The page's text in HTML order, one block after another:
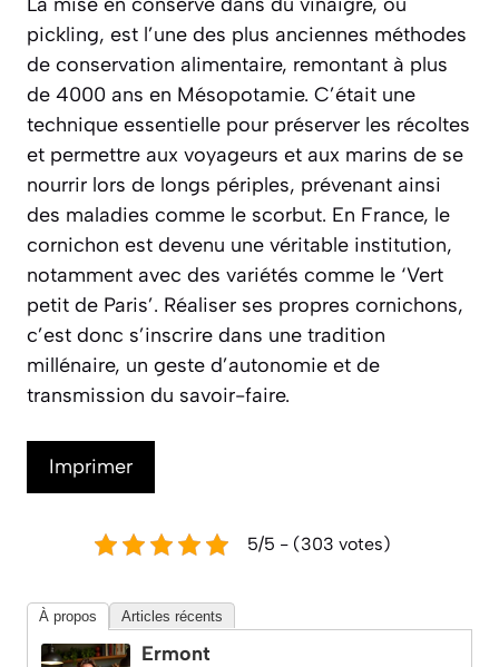
pickling, est l’une des plus anciennes méthodes
de conservation alimentaire, remontant à plus
de 4000 ans en Mésopotamie. C’était une
technique essentielle pour préserver les récoltes
et permettre aux voyageurs et aux marins de se
nourrir lors de longs périples, prévenant ainsi
des maladies comme le scorbut. En France, le
cornichon est devenu une véritable institution,
notamment avec des variétés comme le ‘Vert
petit de Paris’. Réaliser ses propres cornichons,
c’est donc s’inscrire dans une tradition
millénaire, un geste d’autonomie et de
transmission du savoir-faire.
Imprimer
5/5 - (303 votes)
À propos Articles récents
Ermont